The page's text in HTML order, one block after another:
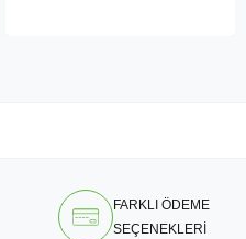
FARKLI ÖDEME
SEÇENEKLERİ